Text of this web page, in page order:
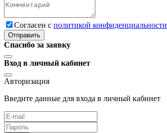
Cогласен с политикой конфиденциальности
Отправить
Спасибо за заявку
Вход в личный кабинет
Авторизация
Введите данные для входа в личный кабинет